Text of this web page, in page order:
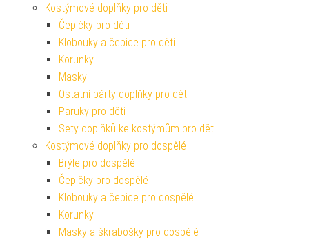
Kostýmové doplňky pro děti
Čepičky pro děti
Klobouky a čepice pro děti
Korunky
Masky
Ostatní párty doplňky pro děti
Paruky pro děti
Sety doplňků ke kostýmům pro děti
Kostýmové doplňky pro dospělé
Brýle pro dospělé
Čepičky pro dospělé
Klobouky a čepice pro dospělé
Korunky
Masky a škrabošky pro dospělé